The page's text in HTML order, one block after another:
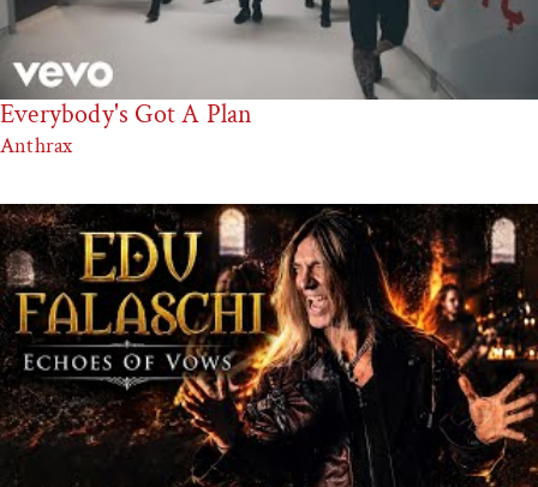
Everybody's Got A Plan
Anthrax